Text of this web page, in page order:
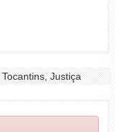
Justiça